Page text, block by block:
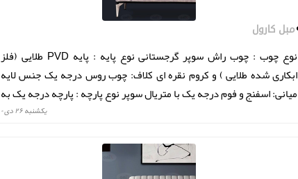
مبل کارول
نوع چوب : چوب راش سوپر گرجستانی نوع پایه : پایه PVD طلایی (فلز
ابکاری شده طلایی ) و کروم نقره ای کلاف: چوب روس درجه یک جنس لایه
میانی: اسفنج و فوم درجه یک با متریال سوپر نوع پارچه : پارچه درجه یک به
يكشنبه ۲۶ دی ۰